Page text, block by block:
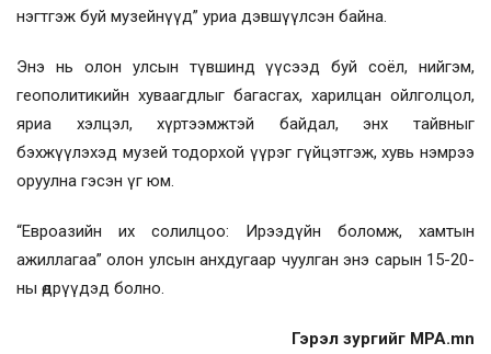
нэгтгэж буй музейнүүд” уриа дэвшүүлсэн байна.
Энэ нь олон улсын түвшинд үүсээд буй соёл, нийгэм,
геополитикийн хуваагдлыг багасгах, харилцан ойлголцол,
яриа хэлцэл, хүртээмжтэй байдал, энх тайвныг
бэхжүүлэхэд музей тодорхой үүрэг гүйцэтгэж, хувь нэмрээ
оруулна гэсэн үг юм.
“Евроазийн их солилцоо: Ирээдүйн боломж, хамтын
ажиллагаа” олон улсын анхдугаар чуулган энэ сарын 15-20-
ны өдрүүдэд болно.
Гэрэл зургийг MPA.mn